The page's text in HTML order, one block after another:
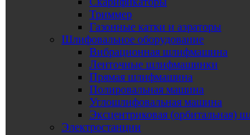
Триммер
Газонные катки и аэраторы
Шлифовальное оборудование
Вибрационная шлифмашина
Ленточные шлифмашинки
Прямая шлифмашина
Полировальная машина
Углошлифовальная машина
Эксцентриковая (орбитальная)
Электростанции